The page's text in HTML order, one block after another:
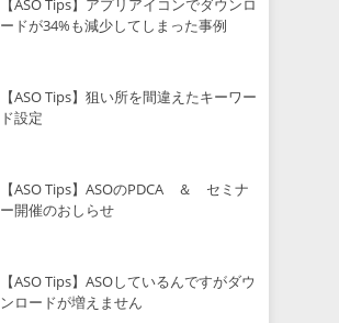
【ASO Tips】アプリアイコンでダウンロ
ードが34%も減少してしまった事例
【ASO Tips】狙い所を間違えたキーワー
ド設定
【ASO Tips】ASOのPDCA ＆ セミナ
ー開催のおしらせ
【ASO Tips】ASOしているんですがダウ
ンロードが増えません